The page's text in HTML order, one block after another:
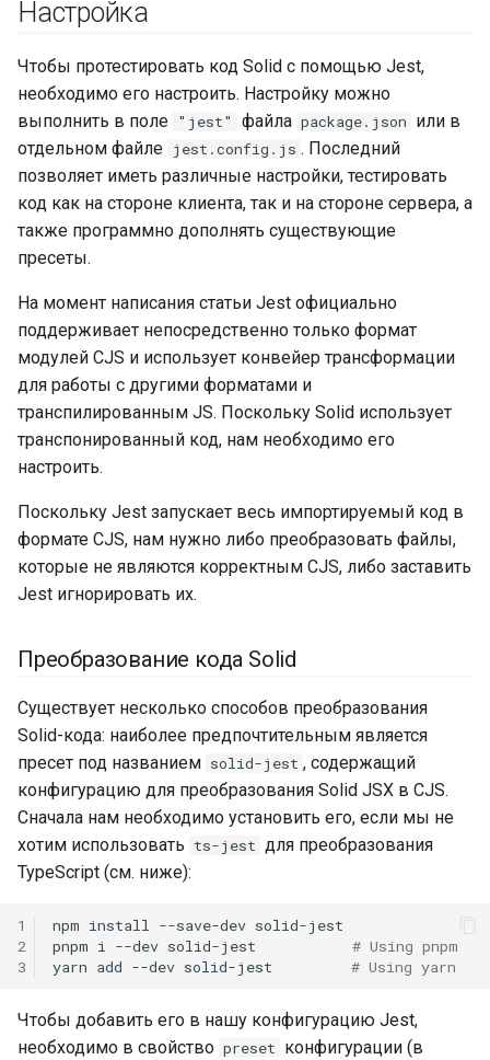
помощью testing-library
Установка testing-library
Тестирование
компонентов
Тестирование логики
многократного
использования
Тестирование
пользовательских
директив
Ссылки
Настройка
Чтобы протестировать код Solid с помощью Jest,
необходимо его настроить. Настройку можно
выполнить в поле "jest" файла package.json или в
отдельном файле jest.config.js . Последний
позволяет иметь различные настройки, тестировать
код как на стороне клиента, так и на стороне сервера, а
также программно дополнять существующие
пресеты.
На момент написания статьи Jest официально
поддерживает непосредственно только формат
модулей CJS и использует конвейер трансформации
для работы с другими форматами и
транспилированным JS. Поскольку Solid использует
транспонированный код, нам необходимо его
настроить.
Поскольку Jest запускает весь импортируемый код в
формате CJS, нам нужно либо преобразовать файлы,
которые не являются корректным CJS, либо заставить
Jest игнорировать их.
Преобразование кода Solid
Существует несколько способов преобразования
Solid-кода: наиболее предпочтительным является
пресет под названием solid-jest , содержащий
конфигурацию для преобразования Solid JSX в CJS.
Сначала нам необходимо установить его, если мы не
хотим использовать ts-jest для преобразования
TypeScript (см. ниже):
1
2
3
npm install --save-dev solid-jest
pnpm i --dev solid-jest
# Using pnpm
yarn add --dev solid-jest # Using yarn
Чтобы добавить его в нашу конфигурацию Jest,
необходимо в свойство preset конфигурации (в